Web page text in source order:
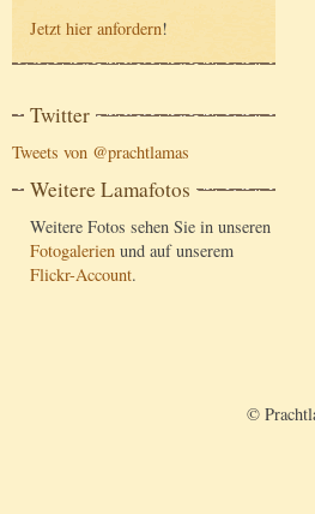
Jetzt hier anfordern!
Twitter
Tweets von @prachtlamas
Weitere Lamafotos
Weitere Fotos sehen Sie in unseren
Fotogalerien und auf unserem
Flickr-Account.
©